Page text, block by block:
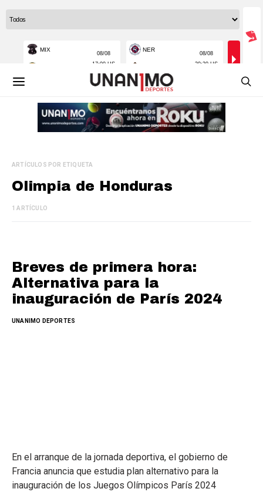
ARTÍCULOS POR ETIQUETA
Olimpia de Honduras
1 ARTÍCULO
Breves de primera hora:
Alternativa para la
inauguración de París 2024
UNANIMO DEPORTES
En el arranque de la jornada deportiva, el gobierno de
Francia anuncia que estudia plan alternativo para la
inauguración de los Juegos Olímpicos París 2024